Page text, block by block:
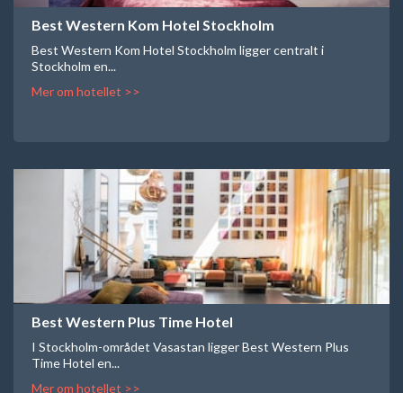
Best Western Kom Hotel Stockholm
Best Western Kom Hotel Stockholm ligger centralt i
Stockholm en...
Mer om hotellet >>
Best Western Plus Time Hotel
I Stockholm-området Vasastan ligger Best Western Plus
Time Hotel en...
Mer om hotellet >>